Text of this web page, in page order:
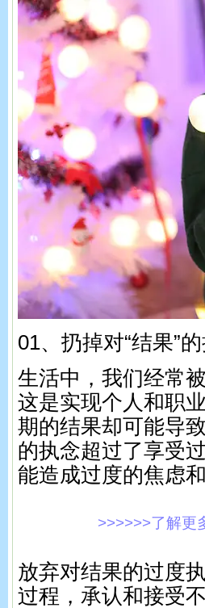
01、扔掉对“结果”
生活中，我们经常
这是实现个人和职
期的结果却可能导
的执念超过了享受
能造成过度的焦虑和
>>>>>>了解更
放弃对结果的过度
过程，承认和接受